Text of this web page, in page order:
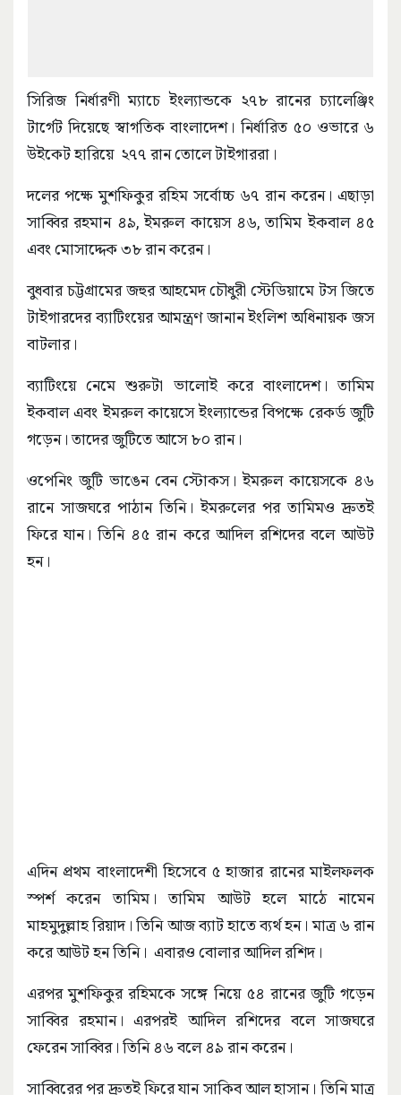
সিরিজ নির্ধারণী ম্যাচে ইংল্যান্ডকে ২৭৮ রানের চ্যালেঞ্জিং
টার্গেট দিয়েছে স্বাগতিক বাংলাদেশ। নির্ধারিত ৫০ ওভারে ৬
উইকেট হারিয়ে ২৭৭ রান তোলে টাইগাররা।
দলের পক্ষে মুশফিকুর রহিম সর্বোচ্চ ৬৭ রান করেন। এছাড়া
সাব্বির রহমান ৪৯, ইমরুল কায়েস ৪৬, তামিম ইকবাল ৪৫
এবং মোসাদ্দেক ৩৮ রান করেন।
বুধবার চট্টগ্রামের জহুর আহমেদ চৌধুরী স্টেডিয়ামে টস জিতে
টাইগারদের ব্যাটিংয়ের আমন্ত্রণ জানান ইংলিশ অধিনায়ক জস
বাটলার।
ব্যাটিংয়ে নেমে শুরুটা ভালোই করে বাংলাদেশ। তামিম
ইকবাল এবং ইমরুল কায়েসে ইংল্যান্ডের বিপক্ষে রেকর্ড জুটি
গড়েন। তাদের জুটিতে আসে ৮০ রান।
ওপেনিং জুটি ভাঙেন বেন স্টোকস। ইমরুল কায়েসকে ৪৬
রানে সাজঘরে পাঠান তিনি। ইমরুলের পর তামিমও দ্রুতই
ফিরে যান। তিনি ৪৫ রান করে আদিল রশিদের বলে আউট
হন।
এদিন প্রথম বাংলাদেশী হিসেবে ৫ হাজার রানের মাইলফলক
স্পর্শ করেন তামিম। তামিম আউট হলে মাঠে নামেন
মাহমুদুল্লাহ রিয়াদ। তিনি আজ ব্যাট হাতে ব্যর্থ হন। মাত্র ৬ রান
করে আউট হন তিনি। এবারও বোলার আদিল রশিদ।
এরপর মুশফিকুর রহিমকে সঙ্গে নিয়ে ৫৪ রানের জুটি গড়েন
সাব্বির রহমান। এরপরই আদিল রশিদের বলে সাজঘরে
ফেরেন সাব্বির। তিনি ৪৬ বলে ৪৯ রান করেন।
সাব্বিরের পর দ্রুতই ফিরে যান সাকিব আল হাসান। তিনি মাত্র